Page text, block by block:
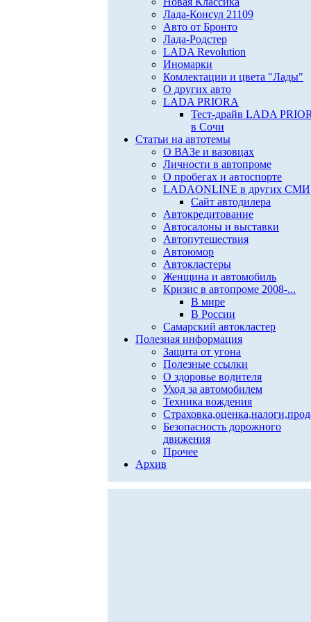
Лада-Консул 21109
Авто от Бронто
Лада-Родстер
LADA Revolution
Иномарки
Комлектации и цвета "Лады"
О других авто
LADA PRIORA
Тест-драйв LADA
в Сочи
Статьи на автотемы
О ВАЗе и вазовцах
Личности в автопроме
О пробегах и автоспорте
LADAONLINE в других СМИ
Сайт автодилера
Автокредитование
Автосалоны и выставки
Автопутешествия
Автоюмор
Автокластеры
Женщина и автомобиль
Кризис в автопроме 2008-...
В мире
В России
Самарский автокластер
Полезная информация
Защита от угона
Полезные ссылки
О здоровье водителя
Уход за автомобилем
Техника вождения
Безопасность дорожного
движения
Прочее
Архив